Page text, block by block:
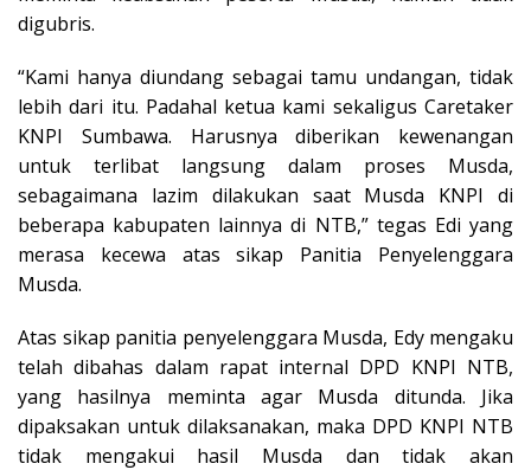
digubris.
“Kami hanya diundang sebagai tamu undangan, tidak
lebih dari itu. Padahal ketua kami sekaligus Caretaker
KNPI Sumbawa. Harusnya diberikan kewenangan
untuk terlibat langsung dalam proses Musda,
sebagaimana lazim dilakukan saat Musda KNPI di
beberapa kabupaten lainnya di NTB,” tegas Edi yang
merasa kecewa atas sikap Panitia Penyelenggara
Musda.
Atas sikap panitia penyelenggara Musda, Edy mengaku
telah dibahas dalam rapat internal DPD KNPI NTB,
yang hasilnya meminta agar Musda ditunda. Jika
dipaksakan untuk dilaksanakan, maka DPD KNPI NTB
tidak mengakui hasil Musda dan tidak akan